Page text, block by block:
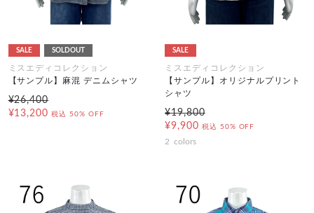
SALE SOLDOUT
ミスエディコレクション
【サンプル】麻混 デニムシャツ
¥26,400
¥13,200 税込 50% OFF
SALE
ミスエディコレクション
【サンプル】オリジナルプリント
シャツ
¥19,800
¥9,900 税込 50% OFF
2 colors